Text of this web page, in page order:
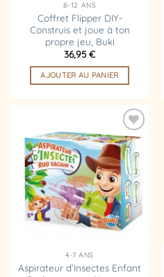
8-12 ANS
Coffret Flipper DIY-
Construis et joue à ton
propre jeu, Buki
36,95€
AJOUTER AU PANIER
Ajouter
à la
liste
d’envies
4-7 ANS
Aspirateur d’Insectes Enfant